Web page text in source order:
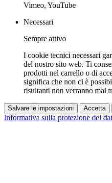
Vimeo, YouTube
Necessari
Sempre attivo
I cookie tecnici necessari
del nostro sito web. Ti
prodotti nel carrello o di
significa che non ci è
risultanti non verranno mai
Salvare le impostazioni Accetta
Informativa sulla protezione dei